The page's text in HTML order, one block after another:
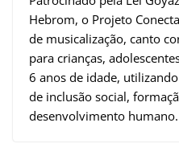
Hebrom, o Projeto
de musicalização, canto
para crianças,
6 anos de idade,
de inclusão social,
desenvolvimento humano.